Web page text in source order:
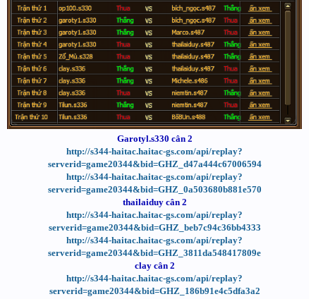
Garotyl.s330 cân 2
http://s344-haitac.haitac-gs.com/api/replay?
serverid=game20344&bid=GHZ_d47a444c67006594
http://s344-haitac.haitac-gs.com/api/replay?
serverid=game20344&bid=GHZ_0a503680b881e570
thailaiduy cân 2
http://s344-haitac.haitac-gs.com/api/replay?
serverid=game20344&bid=GHZ_beb7c94c36bb4333
http://s344-haitac.haitac-gs.com/api/replay?
serverid=game20344&bid=GHZ_3811da548417809e
clay cân 2
http://s344-haitac.haitac-gs.com/api/replay?
serverid=game20344&bid=GHZ_186b91e4c5dfa3a2